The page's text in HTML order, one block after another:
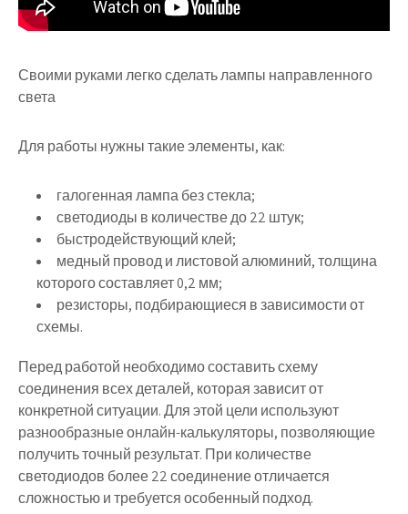
Своими руками легко сделать лампы направленного
света
Для работы нужны такие элементы, как:
галогенная лампа без стекла;
светодиоды в количестве до 22 штук;
быстродействующий клей;
медный провод и листовой алюминий, толщина
которого составляет 0,2 мм;
резисторы, подбирающиеся в зависимости от
схемы.
Перед работой необходимо составить схему
соединения всех деталей, которая зависит от
конкретной ситуации. Для этой цели используют
разнообразные онлайн-калькуляторы, позволяющие
получить точный результат. При количестве
светодиодов более 22 соединение отличается
сложностью и требуется особенный подход.